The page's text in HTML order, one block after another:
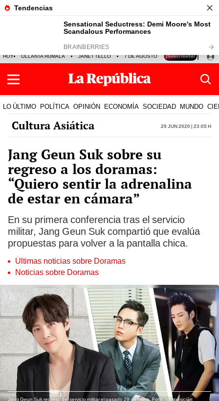
HOY OLLANTA HUMALA JANET TELLO 7 DE AGOSTO TINKA RESULTADOS
LO ÚLTIMO POLÍTICA OPINIÓN ECONOMÍA SOCIEDAD MUNDO
Cultura Asiática 29 Jun 2020 | 23:05 h
Jang Geun Suk sobre su
regreso a los doramas:
“Quiero sentir la adrenalina
de estar en cámara”
En su primera conferencia tras el servicio
militar, Jang Geun Suk compartió que evalúa
propuestas para volver a la pantalla chica.
Últimas noticias sobre Doramas
Noticias sobre Doramas
Jang Geun Suk regresó del servicio militar el pasado 29 de mayo. Foto: composición